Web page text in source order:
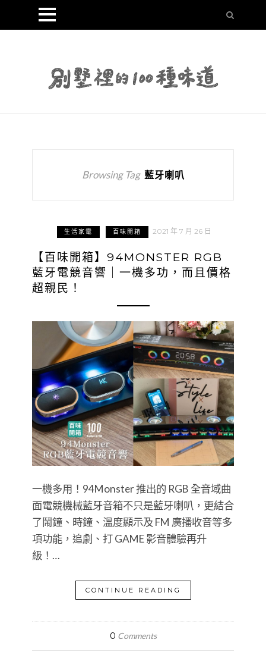
Browsing Tag 藍牙喇叭
生活家電 百味開箱 2021 年 7 月 26 日
【百味開箱】94MONSTER RGB
藍牙電競音響｜一機多功，而且價格
超親民！
一機多用！94Monster 推出的 RGB 全音域曲
面電競機械藍牙音箱不只是藍牙喇叭，更結合
了鬧鐘、時鐘、溫度顯示及 FM 廣播收音等多
項功能，追劇、打 GAME 影音體驗再升
級！…
CONTINUE READING
0 Comments